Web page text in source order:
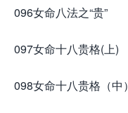
096女命八法之“贵”
097女命十八贵格(上)
098女命十八贵格（中）